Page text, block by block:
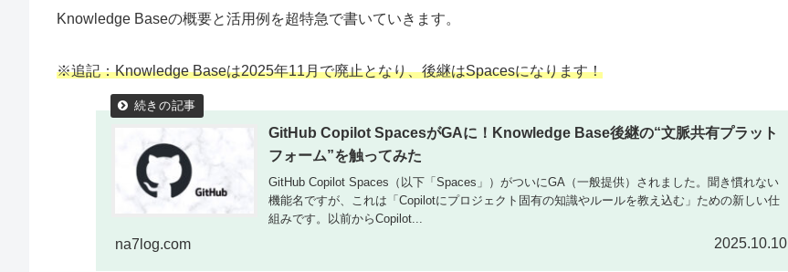
Knowledge Baseの概要と活用例を超特急で書いていきます。
※追記：Knowledge Baseは2025年11月で廃止となり、後継はSpacesになります！
GitHub Copilot SpacesがGAに！Knowledge Base後継の“文脈共有プラット
フォーム”を触ってみた
GitHub Copilot Spaces（以下「Spaces」）がついにGA（一般提供）されました。聞き慣れない
機能名ですが、これは「Copilotにプロジェクト固有の知識やルールを教え込む」ための新しい仕
組みです。以前からCopilot...
na7log.com 2025.10.10